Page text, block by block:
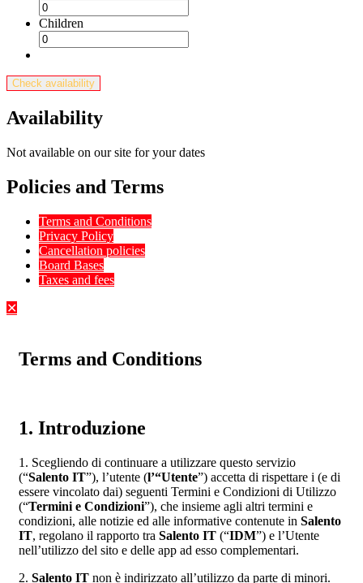
Children
Check availability
Availability
Not available on our site for your dates
Policies and Terms
Terms and Conditions
Privacy Policy
Cancellation policies
Board Bases
Taxes and fees
✕
Terms and Conditions
1. Introduzione
1. Scegliendo di continuare a utilizzare questo servizio
(“Salento IT”), l’utente (l’“Utente”) accetta di rispettare i (e di
essere vincolato dai) seguenti Termini e Condizioni di Utilizzo
(“Termini e Condizioni”), che insieme agli altri termini e
condizioni, alle notizie ed alle informative contenute in Salento
IT, regolano il rapporto tra Salento IT (“IDM”) e l’Utente
nell’utilizzo del sito e delle app ad esso complementari.
2. Salento IT non è indirizzato all’utilizzo da parte di minori.